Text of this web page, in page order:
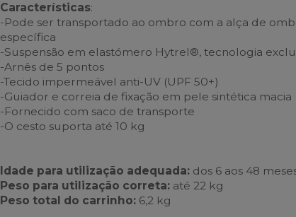
Características:
-Pode ser transportado ao ombro com a alça de
específica
-Suspensão em elastómero Hytrel®, tecnologia
-Arnês de 5 pontos
-Tecido impermeável anti-UV (UPF 50+)
-Guiador e correia de fixação em pele sintética macia
-Fornecido com saco de transporte
-O cesto suporta até 10 kg
Idade para utilização adequada: dos 6 aos 48
Peso para utilização correta: até 22 kg
Peso total do carrinho: 6,2 kg